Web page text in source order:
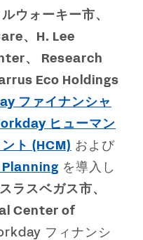
ウォーキー市、
、H. Lee
、 Research
Eco Holdings
ファイナンシャ
ヒューマン
ト (HCM) および
を導入し
ラスベガス市、
Center of
フィナンシ